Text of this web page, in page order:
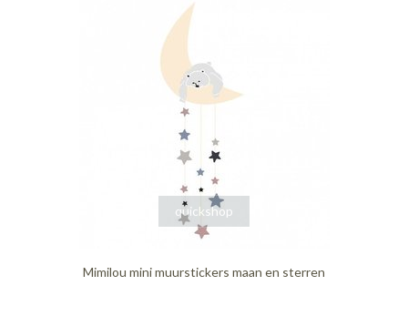
quickshop
Mimilou mini muurstickers maan en sterren